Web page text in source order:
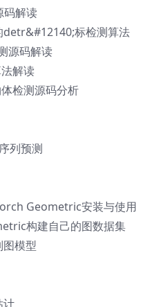
解读
标检测算法
源码解读
解读
检测源码分析
列预测
Geometric安装与使用
构建自己的图数据集
模型
计